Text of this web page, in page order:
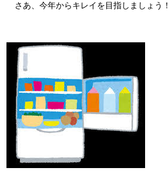
さあ、今年からキレイを目指しましょう！